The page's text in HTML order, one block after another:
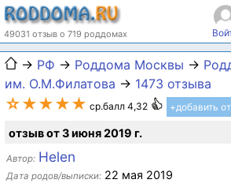
49031 отзыв о 719 роддомах
→ РФ → Роддома Москвы →
им. О.М.Филатова → 1473 отзыва
☆★★★★ ср.балл 4,32 +добавить
отзыв от 3 июня 2019 г.
Автор: Helen
Дата родов/выписки: 22 мая 2019